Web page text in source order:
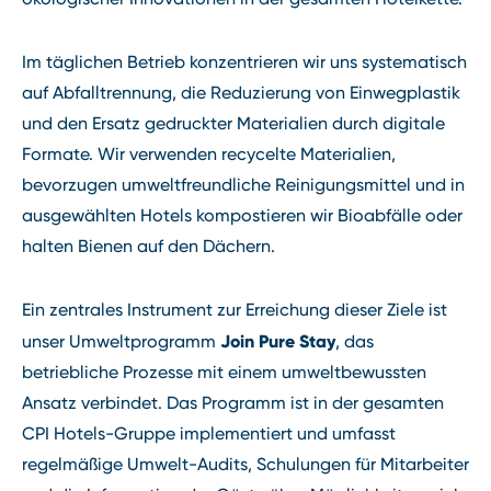
Im täglichen Betrieb konzentrieren wir uns systematisch
auf Abfalltrennung, die Reduzierung von Einwegplastik
und den Ersatz gedruckter Materialien durch digitale
Formate. Wir verwenden recycelte Materialien,
bevorzugen umweltfreundliche Reinigungsmittel und in
ausgewählten Hotels kompostieren wir Bioabfälle oder
halten Bienen auf den Dächern.
Ein zentrales Instrument zur Erreichung dieser Ziele ist
unser Umweltprogramm Join Pure Stay, das
betriebliche Prozesse mit einem umweltbewussten
Ansatz verbindet. Das Programm ist in der gesamten
CPI Hotels-Gruppe implementiert und umfasst
regelmäßige Umwelt-Audits, Schulungen für Mitarbeiter